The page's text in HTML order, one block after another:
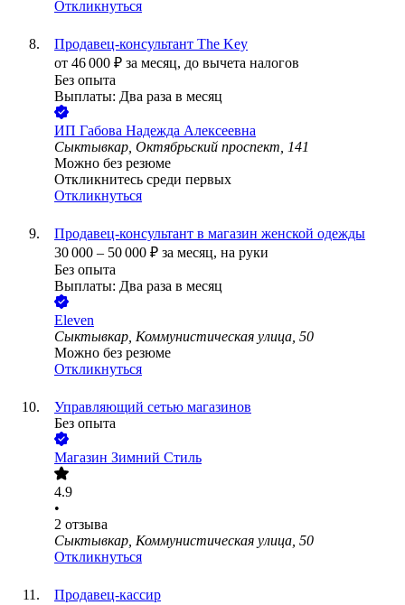
Откликнуться
Продавец-консультант The Key
от 46 000 ₽ за месяц, до вычета налогов
Без опыта
Выплаты: Два раза в месяц
ИП Габова Надежда Алексеевна
Сыктывкар, Октябрьский проспект, 141
Можно без резюме
Откликнитесь среди первых
Откликнуться
Продавец-консультант в магазин женской одежды
30 000 – 50 000 ₽ за месяц, на руки
Без опыта
Выплаты: Два раза в месяц
Eleven
Сыктывкар, Коммунистическая улица, 50
Можно без резюме
Откликнуться
Управляющий сетью магазинов
Без опыта
Магазин Зимний Стиль
4.9
•
2 отзыва
Сыктывкар, Коммунистическая улица, 50
Откликнуться
Продавец-кассир